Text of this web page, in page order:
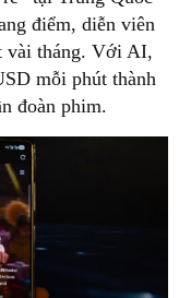
điểm, diễn viên
vài tháng. Với AI,
mỗi phút thành
đoàn phim.